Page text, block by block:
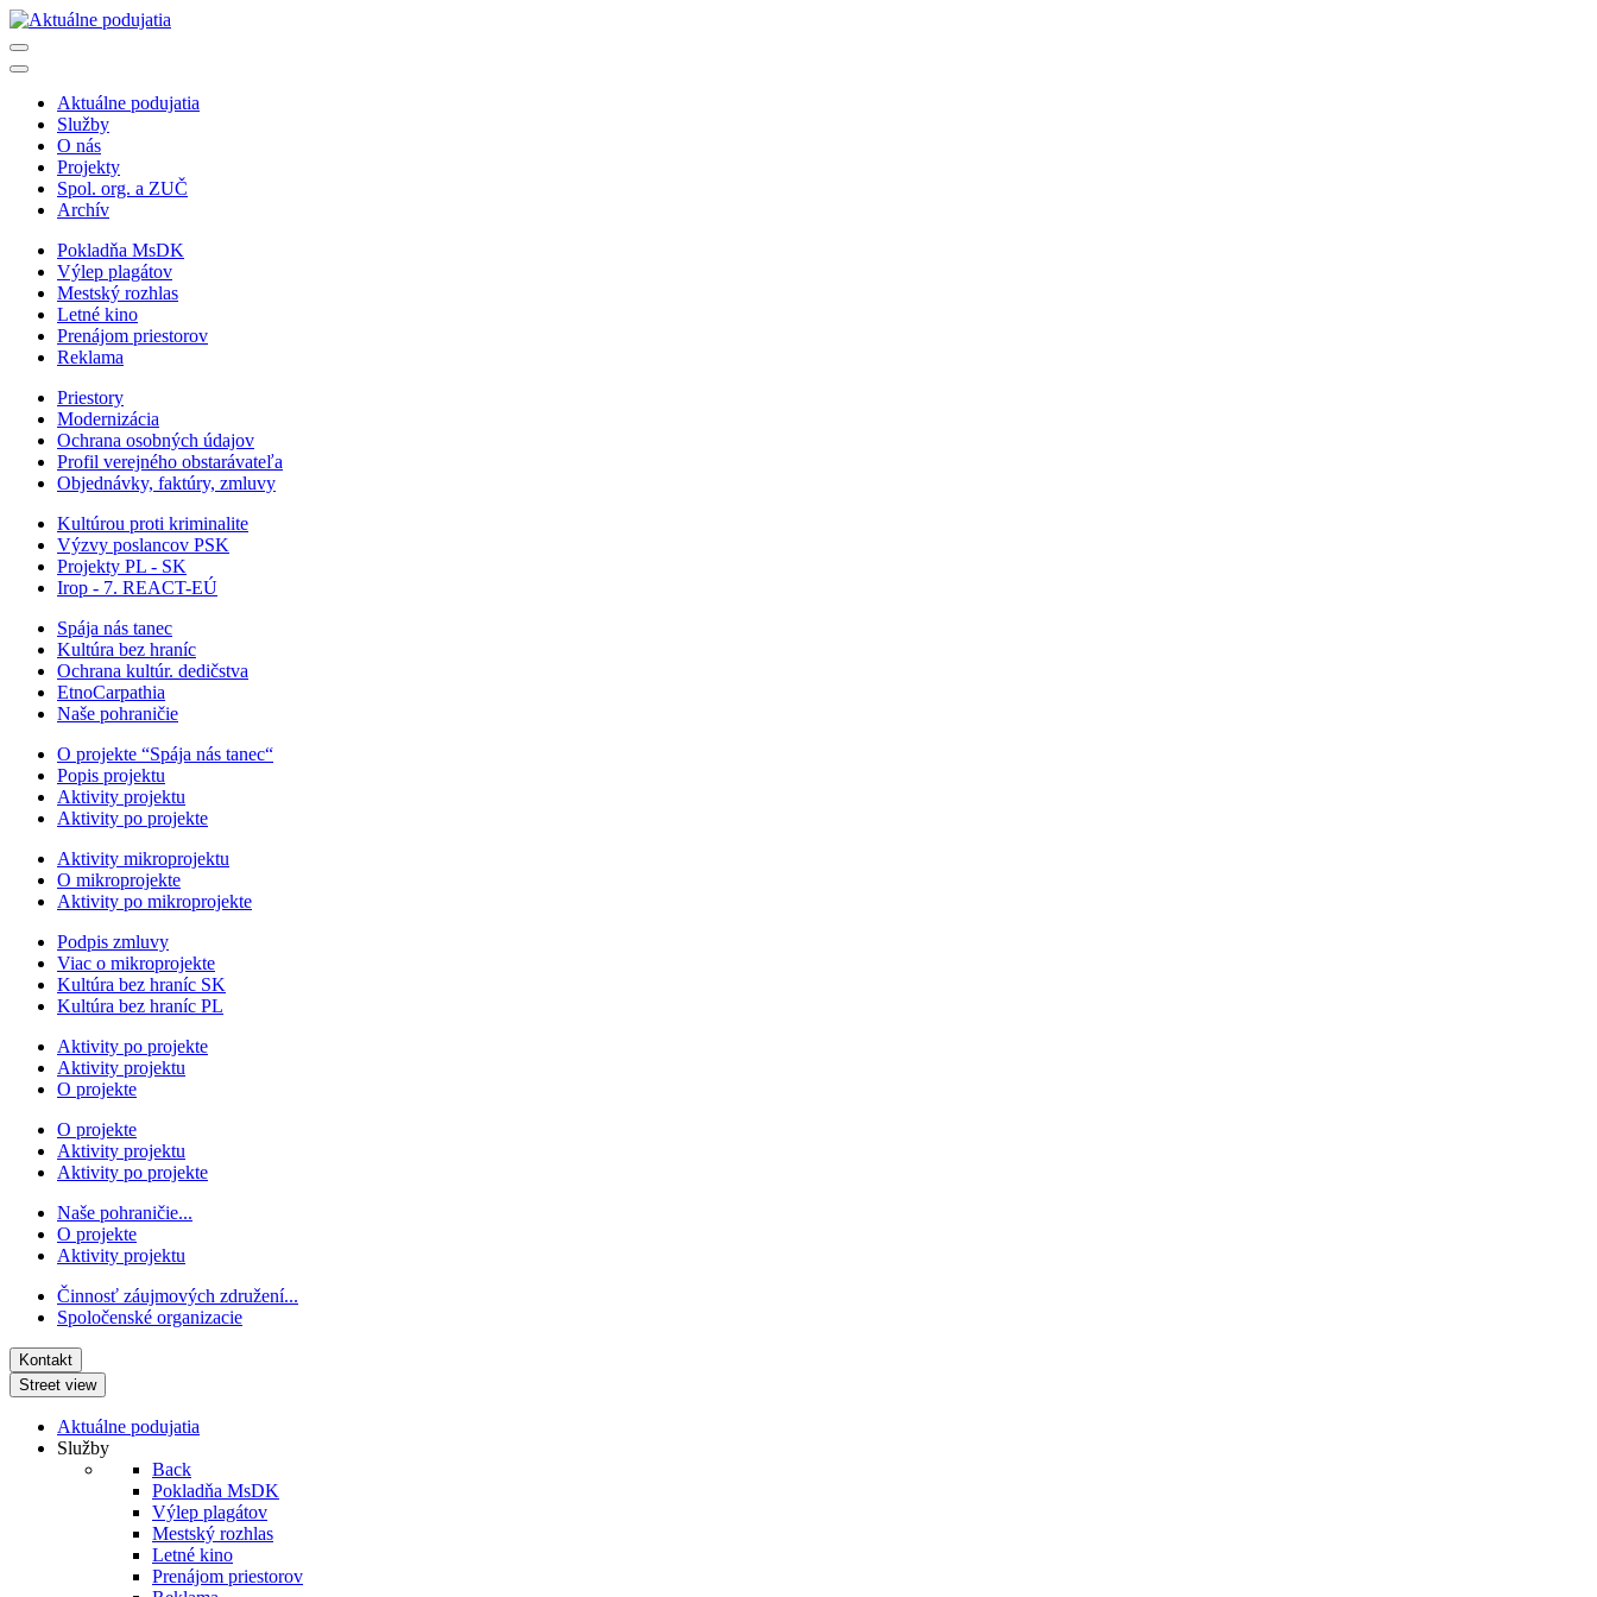
Aktuálne podujatia
Služby
O nás
Projekty
Spol. org. a ZUČ
Archív
Pokladňa MsDK
Výlep plagátov
Mestský rozhlas
Letné kino
Prenájom priestorov
Reklama
Priestory
Modernizácia
Ochrana osobných údajov
Profil verejného obstarávateľa
Objednávky, faktúry, zmluvy
Kultúrou proti kriminalite
Výzvy poslancov PSK
Projekty PL - SK
Irop - 7. REACT-EÚ
Spája nás tanec
Kultúra bez hraníc
Ochrana kultúr. dedičstva
EtnoCarpathia
Naše pohraničie
O projekte “Spája nás tanec“
Popis projektu
Aktivity projektu
Aktivity po projekte
Aktivity mikroprojektu
O mikroprojekte
Aktivity po mikroprojekte
Podpis zmluvy
Viac o mikroprojekte
Kultúra bez hraníc SK
Kultúra bez hraníc PL
Aktivity po projekte
Aktivity projektu
O projekte
O projekte
Aktivity projektu
Aktivity po projekte
Naše pohraničie...
O projekte
Aktivity projektu
Činnosť záujmových združení...
Spoločenské organizacie
Kontakt
Street view
Aktuálne podujatia
Služby
Back
Pokladňa MsDK
Výlep plagátov
Mestský rozhlas
Letné kino
Prenájom priestorov